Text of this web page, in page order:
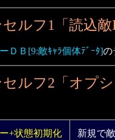
ルフ1「読込敵
ＤＢ[9:敵ｷｬﾗ個体ﾃﾞｰﾀ]の
ルフ2「オプ
+状態初期化 新規で